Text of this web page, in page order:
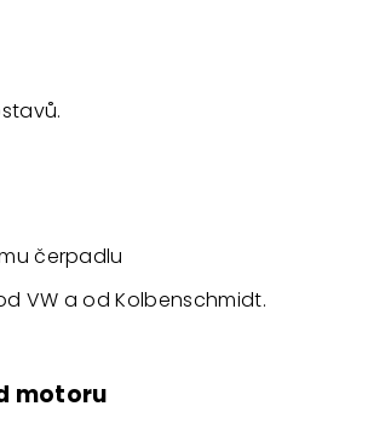
čerpadlu
VW a od Kolbenschmidt.
motoru